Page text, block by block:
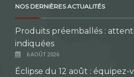
NOS DERNIÈRES ACTUALITÉS
Produits préemballés :
indiquées
6 AOÛT 2026
Éclipse du 12 août :